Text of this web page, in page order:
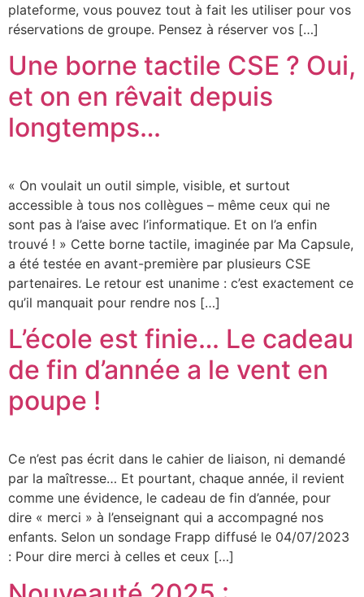
plateforme, vous pouvez tout à fait les utiliser pour vos
réservations de groupe. Pensez à réserver vos […]
Une borne tactile CSE ? Oui,
et on en rêvait depuis
longtemps…
« On voulait un outil simple, visible, et surtout
accessible à tous nos collègues – même ceux qui ne
sont pas à l’aise avec l’informatique. Et on l’a enfin
trouvé ! » Cette borne tactile, imaginée par Ma Capsule,
a été testée en avant-première par plusieurs CSE
partenaires. Le retour est unanime : c’est exactement ce
qu’il manquait pour rendre nos […]
L’école est finie… Le cadeau
de fin d’année a le vent en
poupe !
Ce n’est pas écrit dans le cahier de liaison, ni demandé
par la maîtresse… Et pourtant, chaque année, il revient
comme une évidence, le cadeau de fin d’année, pour
dire « merci » à l’enseignant qui a accompagné nos
enfants. Selon un sondage Frapp diffusé le 04/07/2023
: Pour dire merci à celles et ceux […]